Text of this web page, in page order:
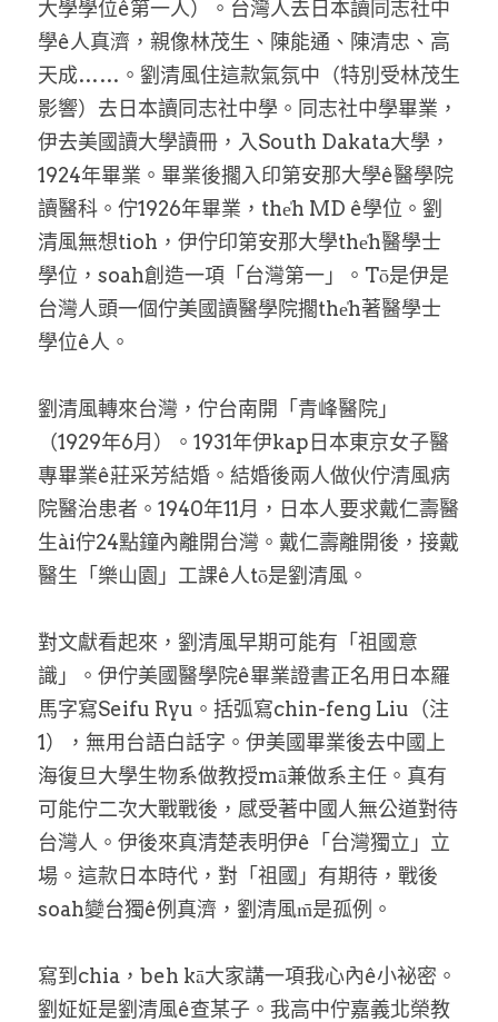
大學學位ê第一人）。台灣人去日本讀同志社中
學ê人真濟，親像林茂生、陳能通、陳清忠、高
天成……。劉清風住這款氣氛中（特別受林茂生
影響）去日本讀同志社中學。同志社中學畢業，
伊去美國讀大學讀冊，入South Dakata大學，
1924年畢業。畢業後擱入印第安那大學ê醫學院
讀醫科。佇1926年畢業，the̍h MD ê學位。劉
清風無想tioh，伊佇印第安那大學the̍h醫學士
學位，soah創造一項「台灣第一」。Tō是伊是
台灣人頭一個佇美國讀醫學院擱the̍h著醫學士
學位ê人。
劉清風轉來台灣，佇台南開「青峰醫院」
（1929年6月）。1931年伊kap日本東京女子醫
專畢業ê莊采芳結婚。結婚後兩人做伙佇清風病
院醫治患者。1940年11月，日本人要求戴仁壽醫
生ài佇24點鐘內離開台灣。戴仁壽離開後，接戴
醫生「樂山園」工課ê人tō是劉清風。
對文獻看起來，劉清風早期可能有「祖國意
識」。伊佇美國醫學院ê畢業證書正名用日本羅
馬字寫Seifu Ryu。括弧寫chin-feng Liu（注
1），無用台語白話字。伊美國畢業後去中國上
海復旦大學生物系做教授mā兼做系主任。真有
可能佇二次大戰戰後，感受著中國人無公道對待
台灣人。伊後來真清楚表明伊ê「台灣獨立」立
場。這款日本時代，對「祖國」有期待，戰後
soah變台獨ê例真濟，劉清風m̄是孤例。
寫到chia，beh kā大家講一項我心內ê小祕密。
劉姃姃是劉清風ê查某子。我高中佇嘉義北榮教